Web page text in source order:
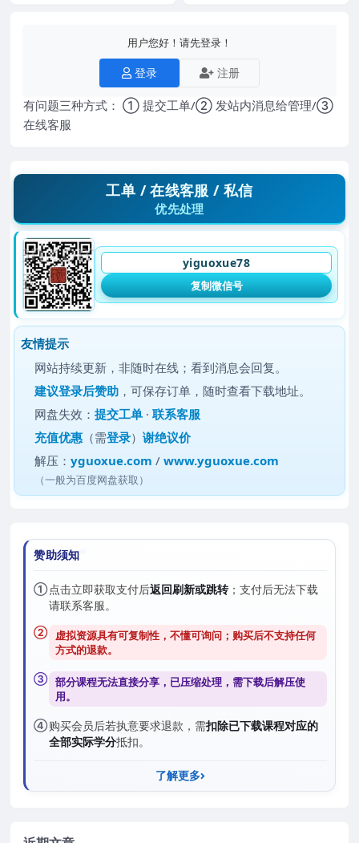
用户您好！请先登录！
登录 注册
有问题三种方式： ① 提交工单/② 发站内消息给管理/③
在线客服
工单 / 在线客服 / 私信
优先处理
yiguoxue78
复制微信号
友情提示
网站持续更新，非随时在线；看到消息会回复。
建议登录后赞助 ，可保存订单，随时查看下载地址。
网盘失效：提交工单 ·联系客服
充值优惠 （需登录）谢绝议价
解压：yguoxue.com /www.yguoxue.com
（一般为百度网盘获取）
赞助须知
①点击立即获取支付后返回刷新或跳转；支付后无法下载
请联系客服。
② 虚拟资源具有可复制性，不懂可询问；购买后不支持任何
方式的退款。
③ 部分课程无法直接分享，已压缩处理，需下载后解压使
用。
④购买会员后若执意要求退款，需扣除已下载课程对应的
全部实际学分抵扣。
了解更多